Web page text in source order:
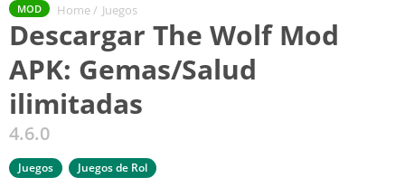
MOD Home / Juegos
Descargar The Wolf Mod
APK: Gemas/Salud
ilimitadas
4.6.0
Juegos Juegos de Rol